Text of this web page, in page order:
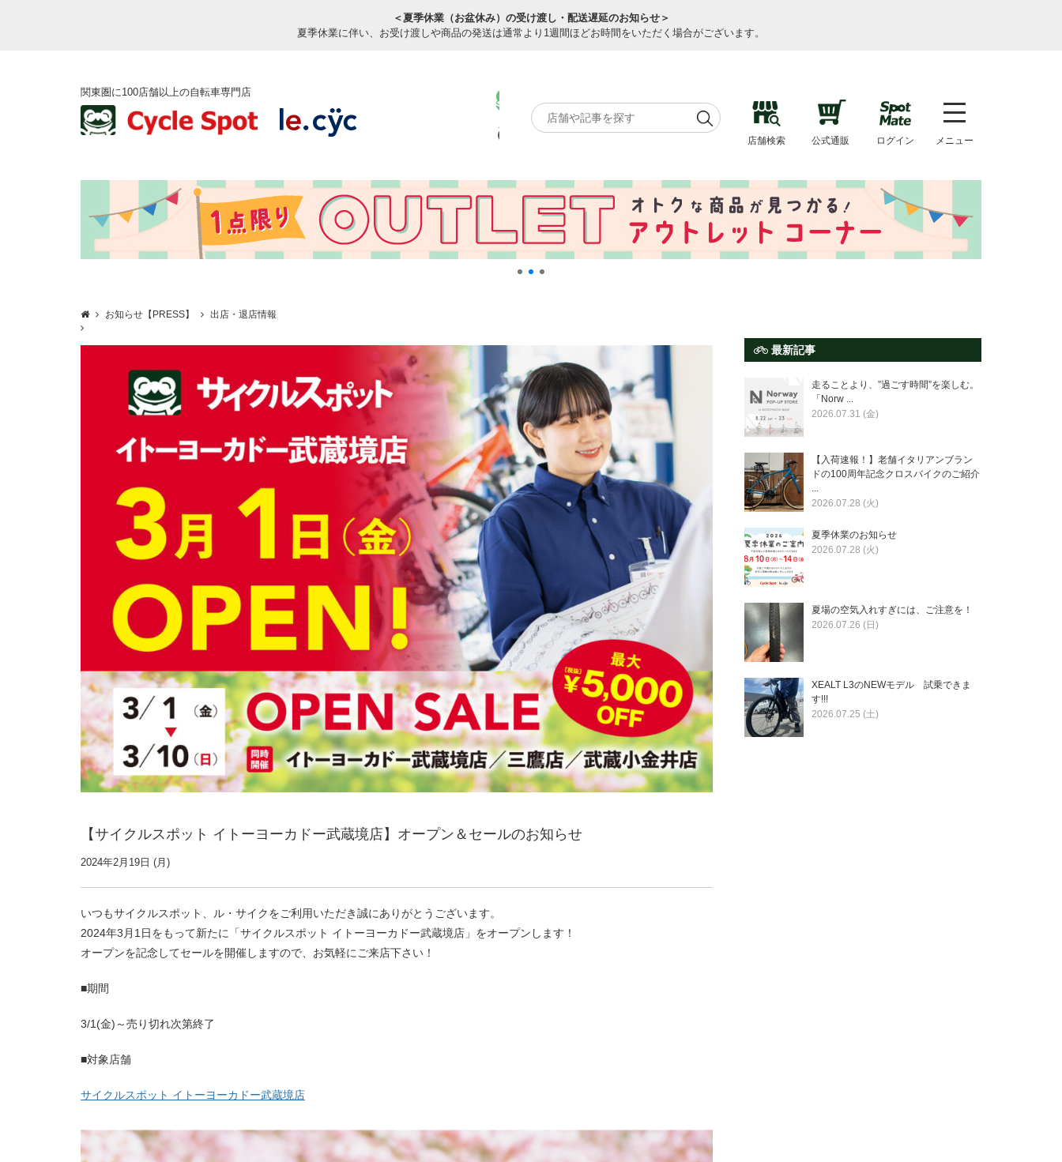
＜夏季休業（お盆休み）の受け渡し・配送遅延のお知らせ＞
夏季休業に伴い、お受け渡しや商品の発送は通常より1週間ほどお時間をいただく場合がございます。
関東圏に100店舗以上の自転車専門店
店舗検索 公式通販 ログイン メニュー
お知らせ【PRESS】 出店・退店情報
【サイクルスポット イトーヨーカドー武蔵境店】オープン＆セールのお知らせ
2024年2月19日 (月)
いつもサイクルスポット、ル・サイクをご利用いただき誠にありがとうございます。
2024年3月1日をもって新たに「サイクルスポット イトーヨーカドー武蔵境店」をオープンします！
オープンを記念してセールを開催しますので、お気軽にご来店下さい！
■期間
3/1(金)～売り切れ次第終了
■対象店舗
サイクルスポット イトーヨーカドー武蔵境店
最新記事
走ることより、”過ごす時間”を楽しむ。
「Norw ...
2026.07.31 (金)
【入荷速報！】老舗イタリアンブラン
ドの100周年記念クロスバイクのご紹介
...
2026.07.28 (火)
夏季休業のお知らせ
2026.07.28 (火)
夏場の空気入れすぎには、ご注意を！
2026.07.26 (日)
XEALT L3のNEWモデル 試乗できま
す!!!
2026.07.25 (土)